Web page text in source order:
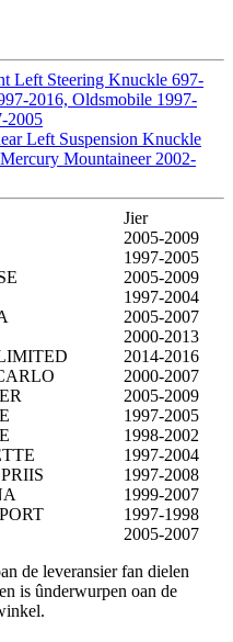
Left Steering Knuckle 697-
2016, Oldsmobile 1997-
2005
Left Suspension Knuckle
Mountaineer 2002-
Jier
2005-2009
1997-2005
2005-2009
1997-2004
2005-2007
2000-2013
2014-2016
2000-2007
2005-2009
1997-2005
1998-2002
1997-2004
1997-2008
1999-2007
1997-1998
2005-2007
de leveransier fan dielen
is ûnderwurpen oan de